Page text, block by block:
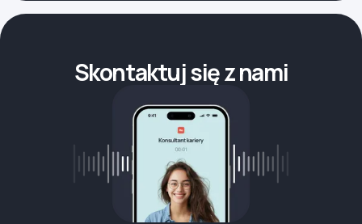
Skontaktuj się z nami